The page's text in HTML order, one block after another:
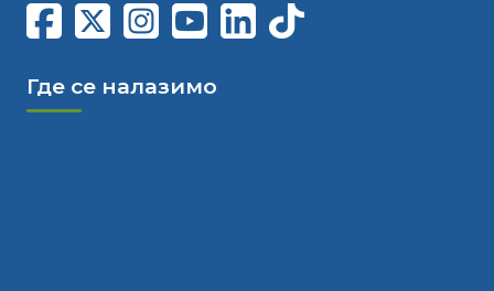
Где се налазимо